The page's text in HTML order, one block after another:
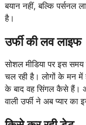
बयान नहीं, बल्कि पर्सनल
है।
उर्फी की लव लाइफ
सोशल मीडिया पर इस
चल रही है। लोगों के मन में
के बाद वह सिंगल कैसे हैं।
वाली उर्फी ने अब प्यार का